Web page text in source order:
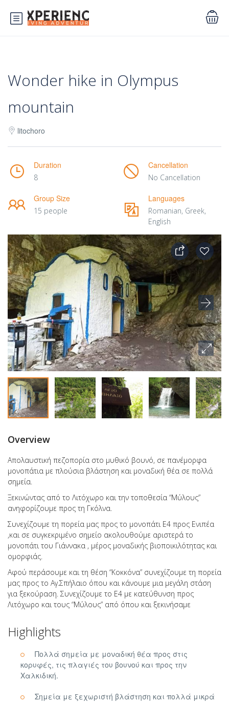
Wonder hike in Olympus
mountain
litochoro
Duration
8
Cancellation
No Cancellation
Group Size
15 people
Languages
Romanian, Greek,
English
Overview
Απολαυστική πεζοπορία στο μυθικό βουνό, σε πανέμορφα
μονοπάτια με πλούσια βλάστηση και μοναδική θέα σε πολλά
σημεία.
Ξεκινώντας από το Λιτόχωρο και την τοποθεσία “Μύλους”
ανηφορίζουμε προς τη Γκόλνα.
Συνεχίζουμε τη πορεία μας προς το μονοπάτι Ε4 προς Ενιπέα
,και σε συγκεκριμένο σημείο ακολουθούμε αριστερά το
μονοπάτι του Γιάννακα , μέρος μοναδικής βιοποικιλότητας και
ομορφιάς.
Αφού περάσουμε και τη θέση “Κοκκόνα” συνεχίζουμε τη πορεία
μας προς το Αγ.Σπήλαιο όπου και κάνουμε μια μεγάλη στάση
για ξεκούραση. Συνεχίζουμε το Ε4 με κατεύθυνση προς
Λιτόχωρο και τους “Μύλους” από όπου και ξεκινήσαμε
Highlights
Πολλά σημεία με μοναδική θέα προς στις
κορυφές, τις πλαγιές του βουνού και προς την
Χαλκιδική.
Σημεία με ξεχωριστή βλάστηση και πολλά μικρά